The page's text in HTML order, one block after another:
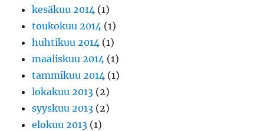
kesäkuu 2014 (1)
toukokuu 2014 (1)
huhtikuu 2014 (1)
maaliskuu 2014 (1)
tammikuu 2014 (1)
lokakuu 2013 (2)
syyskuu 2013 (2)
elokuu 2013 (1)